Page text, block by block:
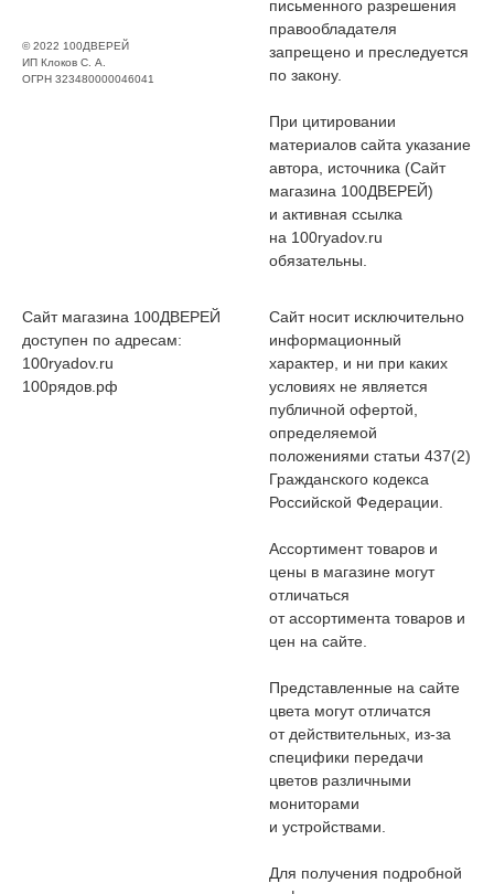
© 2022 100ДВЕРЕЙ
ИП Клоков С. А.
ОГРН 323480000046041
письменного разрешения
правообладателя
запрещено и преследуется
по закону.
При цитировании
материалов сайта указание
автора, источника (Сайт
магазина 100ДВЕРЕЙ)
и активная ссылка
на 100ryadov.ru
обязательны.
Сайт магазина 100ДВЕРЕЙ
доступен по адресам:
100ryadov.ru
100рядов.рф
Сайт носит исключительно
информационный
характер, и ни при каких
условиях не является
публичной офертой,
определяемой
положениями статьи 437(2)
Гражданского кодекса
Российской Федерации.
Ассортимент товаров и
цены в магазине могут
отличаться
от ассортимента товаров и
цен на сайте.
Представленные на сайте
цвета могут отличатся
от действительных, из-за
специфики передачи
цветов различными
мониторами
и устройствами.
Для получения подробной